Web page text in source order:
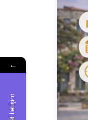
←
İletişim